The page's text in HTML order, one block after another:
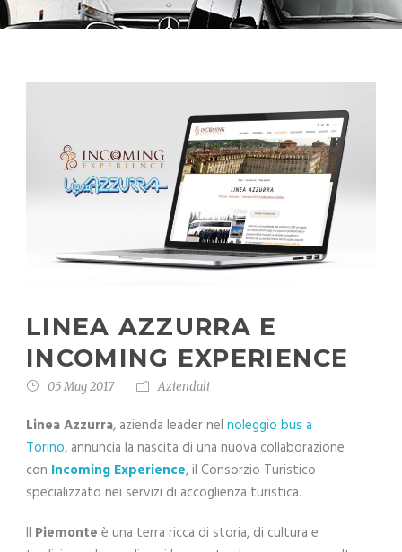
LINEA AZZURRA E
INCOMING EXPERIENCE
05 Mag 2017 Aziendali
Linea Azzurra, azienda leader nel noleggio bus a
Torino, annuncia la nascita di una nuova collaborazione
con Incoming Experience, il Consorzio Turistico
specializzato nei servizi di accoglienza turistica.
Il Piemonte è una terra ricca di storia, di cultura e